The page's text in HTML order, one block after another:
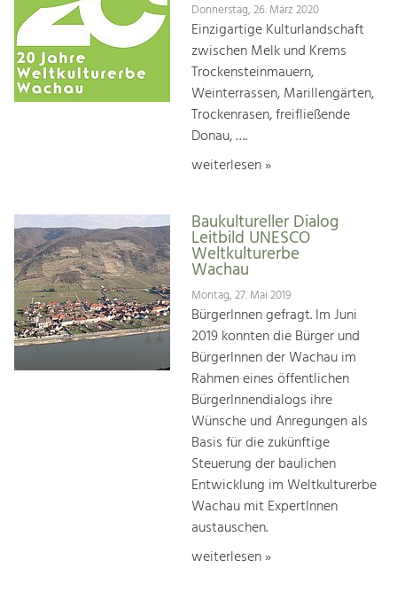
Donnerstag, 26. März 2020
Einzigartige Kulturlandschaft
zwischen Melk und Krems
Trockensteinmauern,
Weinterrassen, Marillengärten,
Trockenrasen, freifließende
Donau, ….
weiterlesen »
Baukultureller Dialog
Leitbild UNESCO
Weltkulturerbe
Wachau
Montag, 27. Mai 2019
BürgerInnen gefragt. Im Juni
2019 konnten die Bürger und
BürgerInnen der Wachau im
Rahmen eines öffentlichen
BürgerInnendialogs ihre
Wünsche und Anregungen als
Basis für die zukünftige
Steuerung der baulichen
Entwicklung im Weltkulturerbe
Wachau mit ExpertInnen
austauschen.
weiterlesen »